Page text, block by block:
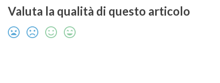
Valuta la qualità di questo articolo